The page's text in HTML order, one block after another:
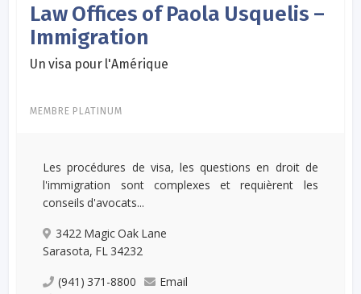
Law Offices of Paola Usquelis –
Immigration
Un visa pour l'Amérique
MEMBRE PLATINUM
Les procédures de visa, les questions en droit de
l'immigration sont complexes et requièrent les
conseils d'avocats...
3422 Magic Oak Lane
Sarasota, FL 34232
(941) 371-8800
Email